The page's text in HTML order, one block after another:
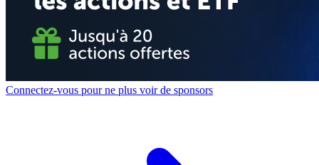
Connectez-vous pour ne plus voir de sponsors